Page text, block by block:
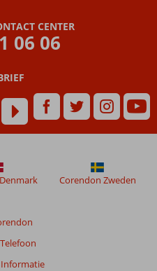
CENTER
06 06
Corendon Zweden